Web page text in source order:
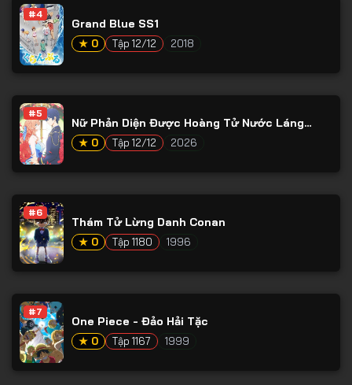
#4
Grand Blue SS1
★ 0 Tập 12/12 2018
#5
Nữ Phản Diện Được Hoàng Tử Nước Láng
Giềng Yêu Mến
★ 0 Tập 12/12 2026
#6
Thám Tử Lừng Danh Conan
★ 0 Tập 1180 1996
#7
One Piece - Đảo Hải Tặc
★ 0 Tập 1167 1999